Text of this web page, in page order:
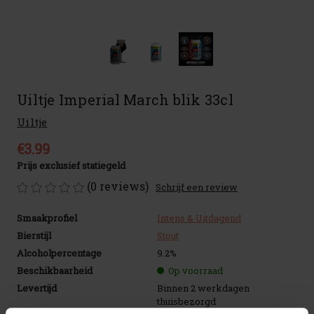
Uiltje Imperial March blik 33cl
Uiltje
€3.99
Prijs exclusief statiegeld
(0 reviews) Schrijf een review
Smaakprofiel
Intens & Uitdagend
Bierstijl
Stout
Alcoholpercentage
9.2%
Beschikbaarheid
Op voorraad
Levertijd
Binnen 2 werkdagen
thuisbezorgd